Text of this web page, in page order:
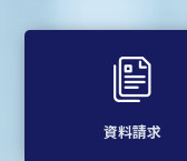
資料請求